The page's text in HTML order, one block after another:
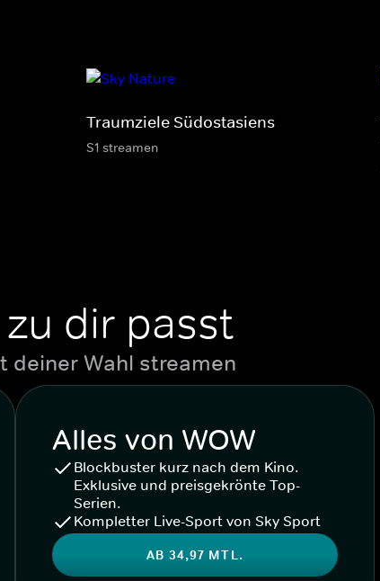
Traumziele Südostasiens
S1 streamen
dir passt
deiner Wahl streamen
Alles von WOW
Blockbuster kurz nach dem Kino.
Exklusive und preisgekrönte Top-
Serien.
Kompletter Live-Sport von Sky Sport
AB 34,97 MTL.